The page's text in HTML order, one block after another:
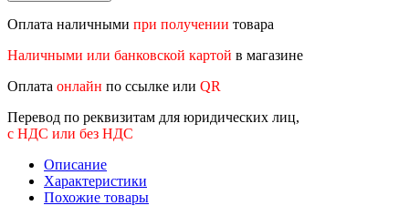
Оплата наличными при получении товара
Наличными или банковской картой в магазине
Оплата онлайн по ссылке или QR
Перевод по реквизитам для юридических лиц,
с НДС или без НДС
Описание
Характеристики
Похожие товары